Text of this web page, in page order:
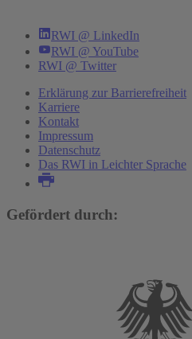
RWI @ LinkedIn
RWI @ YouTube
RWI @ Twitter
Erklärung zur Barrierefreiheit
Karriere
Kontakt
Impressum
Datenschutz
Das RWI in Leichter Sprache
Gefördert durch: